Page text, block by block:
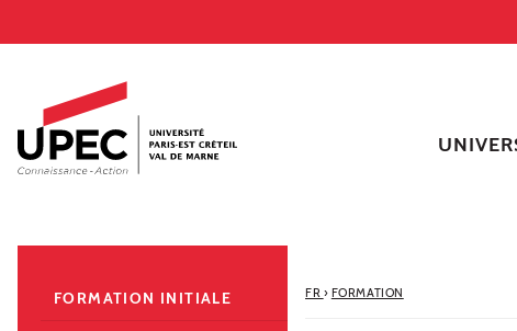
Accès directs
Recherche
Navigation secondaire
FR › FORMATION
FORMATION INITIALE